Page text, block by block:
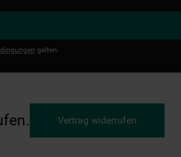
gelten.
Vertrag widerrufen